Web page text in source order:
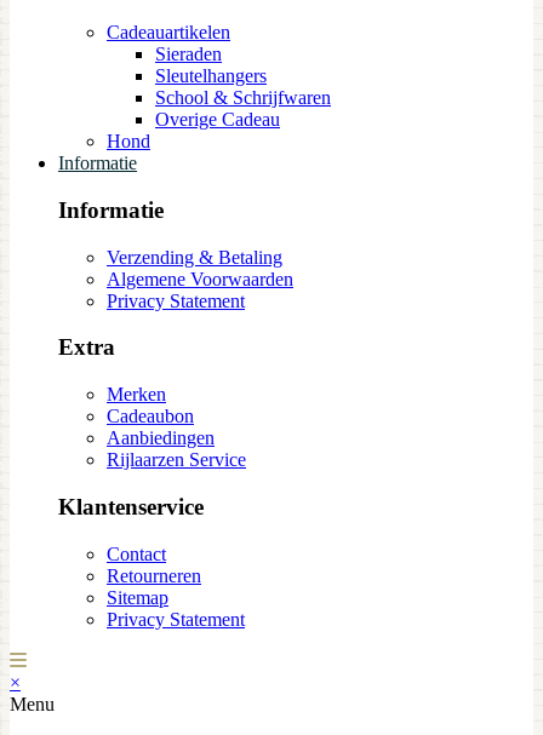
Cadeauartikelen
Sieraden
Sleutelhangers
School & Schrijfwaren
Overige Cadeau
Hond
Informatie
Informatie
Verzending & Betaling
Algemene Voorwaarden
Privacy Statement
Extra
Merken
Cadeaubon
Aanbiedingen
Rijlaarzen Service
Klantenservice
Contact
Retourneren
Sitemap
Privacy Statement
×
Menu